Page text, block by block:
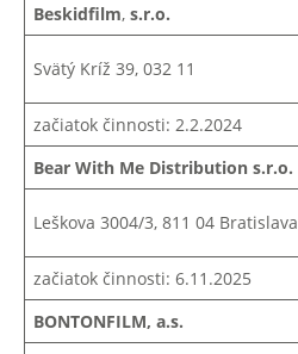
Beskidfilm, s.r.o.
Svätý Kríž 39, 032 11
začiatok činnosti: 2.2.2024
Bear With Me Distribution s.r.o.
Leškova 3004/3, 811 04 Bratislava
začiatok činnosti: 6.11.2025
BONTONFILM, a.s.